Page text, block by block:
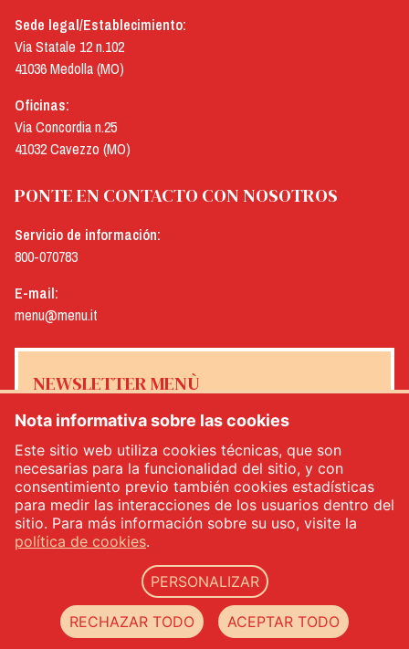
Sede legal/Establecimiento:
Via Statale 12 n.102
41036 Medolla (MO)
Oficinas:
Via Concordia n.25
41032 Cavezzo (MO)
PONTE EN CONTACTO CON NOSOTROS
Servicio de información:
800-070783
E-mail:
menu@menu.it
NEWSLETTER MENÙ
Sí, me gustaría recibir el boletín de noticias de Menù*
INSCRÍBETE
Menù srl - Dal 1932 Produttori Specialità Alimentari - n.° IVA: IT00333120368 - R.E.A.
00333120368 - Capital social 1.000.000,00 - privacy-cookie policy- web agency Datacode
Nota informativa sobre las cookies
Este sitio web utiliza cookies técnicas, que son
necesarias para la funcionalidad del sitio, y con
consentimiento previo también cookies estadísticas
para medir las interacciones de los usuarios dentro del
sitio. Para más información sobre su uso, visite la
política de cookies.
PERSONALIZAR
RECHAZAR TODO ACEPTAR TODO